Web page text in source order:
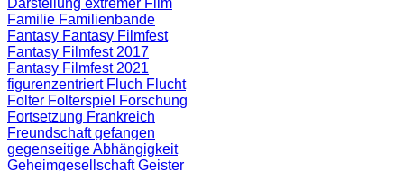
Darstellung extremer Film
Familie Familienbande
Fantasy Fantasy Filmfest
Fantasy Filmfest 2017
Fantasy Filmfest 2021
figurenzentriert Fluch Flucht
Folter Folterspiel Forschung
Fortsetzung Frankreich
Freundschaftgefangen
gegenseitige Abhängigkeit
GeheimgesellschaftGeister